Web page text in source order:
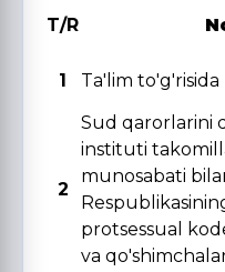
T/R
1
Ta'lim to'g'risida
2
Sud qarorlarini
instituti
munosabati
protsessual
va